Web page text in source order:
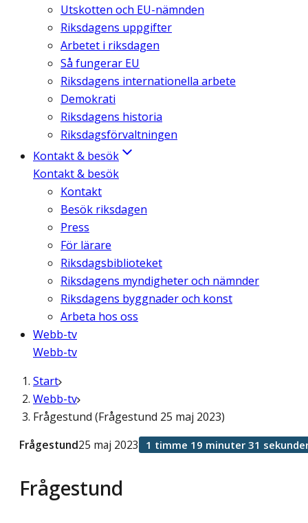
Utskotten och EU-nämnden
Riksdagens uppgifter
Arbetet i riksdagen
Så fungerar EU
Riksdagens internationella arbete
Demokrati
Riksdagens historia
Riksdagsförvaltningen
Kontakt & besök
Kontakt & besök
Kontakt
Besök riksdagen
Press
För lärare
Riksdagsbiblioteket
Riksdagens myndigheter och nämnder
Riksdagens byggnader och konst
Arbeta hos oss
Webb-tv
Webb-tv
Start
Webb-tv
Frågestund (Frågestund 25 maj 2023)
Frågestund
Frågestund25 maj 2023 1 timme 19 minuter 31